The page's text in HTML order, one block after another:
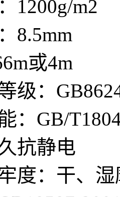
1200g/m2
8.5mm
或4m
级：
：GB/
抗静电
度：干、